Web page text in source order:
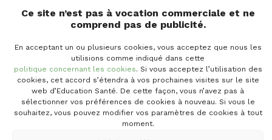
Ce site n’est pas à vocation commerciale et ne
comprend pas de publicité.
En acceptant un ou plusieurs cookies, vous acceptez que nous les
utilisions comme indiqué dans cette
politique concernant les cookies. Si vous acceptez l’utilisation des
cookies, cet accord s’étendra à vos prochaines visites sur le site
web d’Education Santé. De cette façon, vous n’avez pas à
sélectionner vos préférences de cookies à nouveau. Si vous le
souhaitez, vous pouvez modifier vos paramètres de cookies à tout
moment.
INITIATIVES
Médecine générale et précarité
V. HUBENS
‘La relation de confiance avec les patients qui
vivent dans des conditions précaires’, une session...